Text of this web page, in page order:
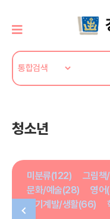
청소년
미분류(122) 그림
문화/예술(28)
영
자기계발/생활(66)